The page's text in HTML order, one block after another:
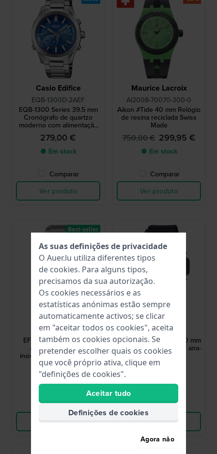
Casio Edifice
EQB-1300D-2AEF
EQB-1300 Series 39.5 mm
Cronógrafo de quartzo
moderno com alimentação
solar e ligação ao
smartphone
279,00 €
● Em stock
Comparar
Ver produto
Maurice Lacroix
AI2008-70070-300-0
Aikon #Tide 40 mm Relógio
de resina reciclada Swiss
Made
750,00 € 299,95 €
● Em stock
Comparar
Ver produto
Casio Edifice
EFK-110D-7AER
EFK-110 38 mm Relógio
automático em aço
inoxidável com mostrador
texturizado exclusivo
279,00 €
● Em stock
Comparar
Ver produto
Best-seller
Casio
AQ-S820W-1AVEF
Tough Solar Ana-digi 50 mm
Relógio a energia solar ana-
digi
59,90 €
● Em stock
Comparar
Ver produto
As suas definições de privacidade
O Auer.lu utiliza diferentes tipos
de cookies. Para alguns tipos,
precisamos da sua autorização.
Os cookies necessários e as
estatísticas anónimas estão sempre
automaticamente activos; se clicar
em "aceitar todos os cookies", aceita
também os cookies opcionais. Se
pretender escolher quais os cookies
que você próprio ativa, clique em
"definições de cookies".
Aceitar tudo
Definições de cookies
Agora não